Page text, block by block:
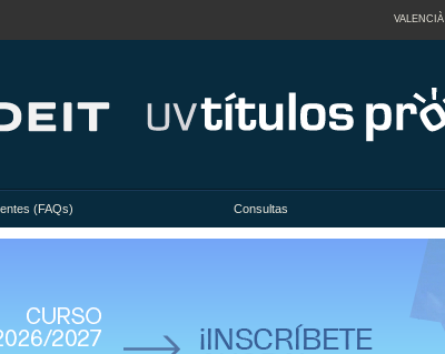
VALENCIÀ
(FAQs) Consultas